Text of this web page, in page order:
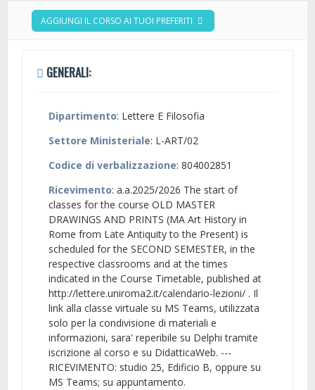
AGGIUNGI IL CORSO AI TUOI PREFERITI
GENERALI:
Dipartimento: Lettere E Filosofia
Settore Ministeriale: L-ART/02
Codice di verbalizzazione: 804002851
Ricevimento: a.a.2025/2026 The start of
classes for the course OLD MASTER
DRAWINGS AND PRINTS (MA Art History in
Rome from Late Antiquity to the Present) is
scheduled for the SECOND SEMESTER, in the
respective classrooms and at the times
indicated in the Course Timetable, published at
http://lettere.uniroma2.it/calendario-lezioni/ . Il
link alla classe virtuale su MS Teams, utilizzata
solo per la condivisione di materiali e
informazioni, sara' reperibile su Delphi tramite
iscrizione al corso e su DidatticaWeb. ---
RICEVIMENTO: studio 25, Edificio B, oppure su
MS Teams; su appuntamento.